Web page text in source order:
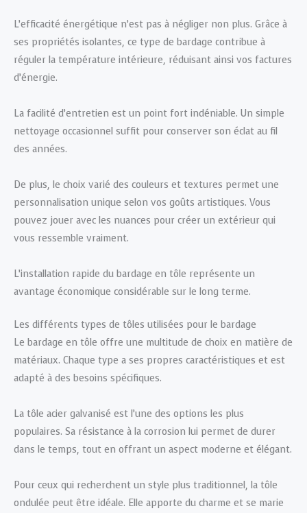
L’efficacité énergétique n’est pas à négliger non plus. Grâce à
ses propriétés isolantes, ce type de bardage contribue à
réguler la température intérieure, réduisant ainsi vos factures
d’énergie.
La facilité d’entretien est un point fort indéniable. Un simple
nettoyage occasionnel suffit pour conserver son éclat au fil
des années.
De plus, le choix varié des couleurs et textures permet une
personnalisation unique selon vos goûts artistiques. Vous
pouvez jouer avec les nuances pour créer un extérieur qui
vous ressemble vraiment.
L’installation rapide du bardage en tôle représente un
avantage économique considérable sur le long terme.
Les différents types de tôles utilisées pour le bardage
Le bardage en tôle offre une multitude de choix en matière de
matériaux. Chaque type a ses propres caractéristiques et est
adapté à des besoins spécifiques.
La tôle acier galvanisé est l’une des options les plus
populaires. Sa résistance à la corrosion lui permet de durer
dans le temps, tout en offrant un aspect moderne et élégant.
Pour ceux qui recherchent un style plus traditionnel, la tôle
ondulée peut être idéale. Elle apporte du charme et se marie